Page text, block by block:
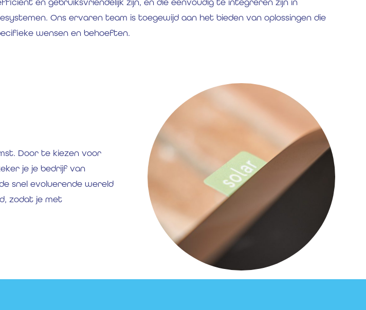
Ons ervaren team is toegewijd aan het bieden van oplossingen die
wensen en behoeften.
Door te kiezen voor
je je bedrijf van
snel evoluerende wereld
zodat je met